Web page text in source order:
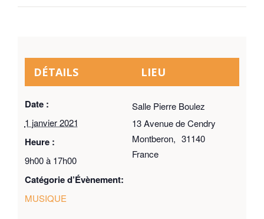
DÉTAILS
Date :
1 janvier 2021
Heure :
9h00 à 17h00
Catégorie d’Évènement:
MUSIQUE
LIEU
Salle Pierre Boulez
13 Avenue de Cendry
Montberon, 31140
France